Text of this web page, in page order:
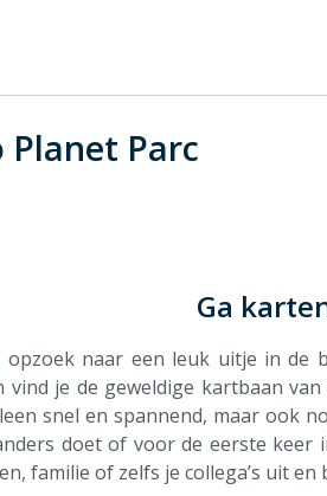
Planet Parc
Ga
opzoek naar een leuk uitje in de
vind je de geweldige kartbaan
snel en spannend, maar ook
doet of voor de eerste keer
familie of zelfs je collega’s uit